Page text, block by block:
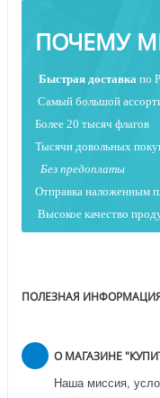
ПОЧЕМУ
Быстрая доставка по
Самый большой
Более 20 тысяч флагов
Тысячи довольных
Без предоплаты
Отправка наложенным
Высокое качество
ПОЛЕЗНАЯ
О МАГАЗИНЕ
Наша миссия,